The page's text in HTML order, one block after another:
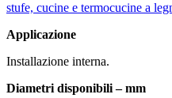
stufe, cucine e termocucine a
Applicazione
Installazione interna.
Diametri disponibili – mm